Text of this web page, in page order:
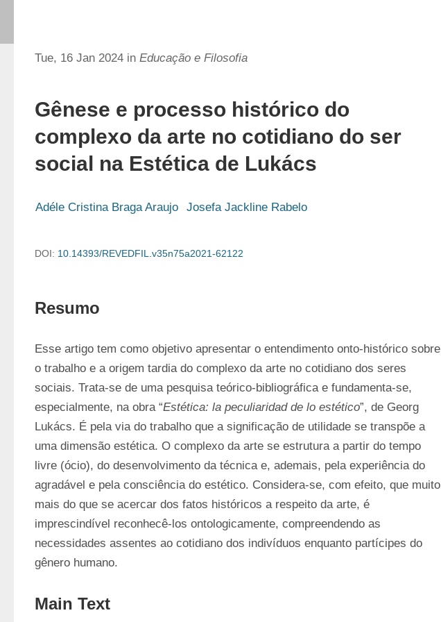
Tue, 16 Jan 2024 in Educação e Filosofia
Gênese e processo histórico do
complexo da arte no cotidiano do ser
social na Estética de Lukács
Adéle Cristina Braga Araujo Josefa Jackline Rabelo
DOI: 10.14393/REVEDFIL.v35n75a2021-62122
Resumo
Esse artigo tem como objetivo apresentar o entendimento onto-histórico sobre
o trabalho e a origem tardia do complexo da arte no cotidiano dos seres
sociais. Trata-se de uma pesquisa teórico-bibliográfica e fundamenta-se,
especialmente, na obra “Estética: la peculiaridad de lo estético”, de Georg
Lukács. É pela via do trabalho que a significação de utilidade se transpõe a
uma dimensão estética. O complexo da arte se estrutura a partir do tempo
livre (ócio), do desenvolvimento da técnica e, ademais, pela experiência do
agradável e pela consciência do estético. Considera-se, com efeito, que muito
mais do que se acercar dos fatos históricos a respeito da arte, é
imprescindível reconhecê-los ontologicamente, compreendendo as
necessidades assentes ao cotidiano dos indivíduos enquanto partícipes do
gênero humano.
Main Text